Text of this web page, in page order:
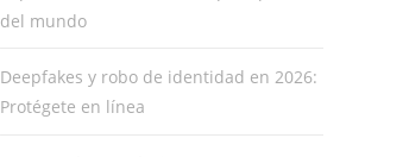
del mundo
Deepfakes y robo de identidad en 2026:
Protégete en línea